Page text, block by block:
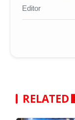
Editor
RELATED